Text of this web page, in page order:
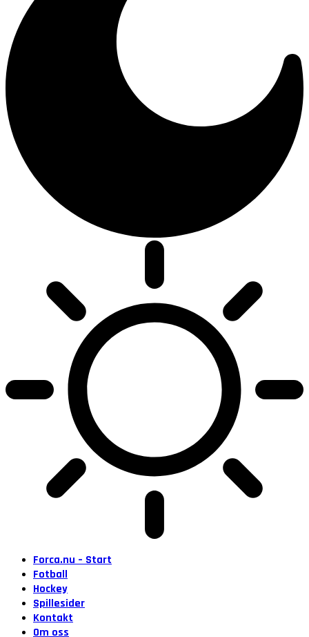
Forca.nu – Start
Fotball
Hockey
Spillesider
Kontakt
Om oss